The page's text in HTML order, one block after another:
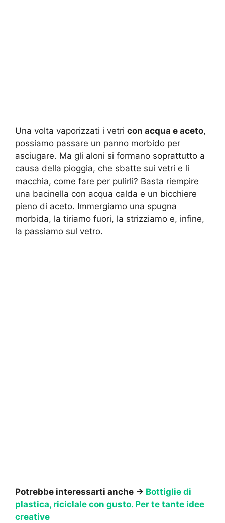
Una volta vaporizzati i vetri con acqua e aceto,
possiamo passare un panno morbido per
asciugare. Ma gli aloni si formano soprattutto a
causa della pioggia, che sbatte sui vetri e li
macchia, come fare per pulirli? Basta riempire
una bacinella con acqua calda e un bicchiere
pieno di aceto. Immergiamo una spugna
morbida, la tiriamo fuori, la strizziamo e, infine,
la passiamo sul vetro.
Potrebbe interessarti anche → Bottiglie di
plastica, riciclale con gusto. Per te tante idee
creative